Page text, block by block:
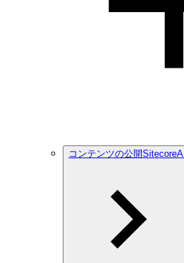
コンテンツの公開SitecoreAI